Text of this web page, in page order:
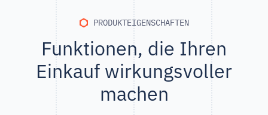
PRODUKTEIGENSCHAFTEN
Funktionen, die Ihren
Einkauf wirkungsvoller
machen